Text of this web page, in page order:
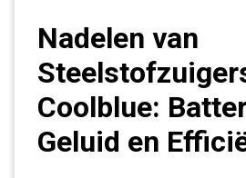
Nadelen van
Coolblue:
Geluid en